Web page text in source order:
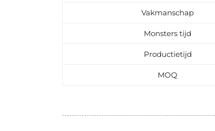
Vakmanschap
Monsters tijd
Productietijd
MOQ